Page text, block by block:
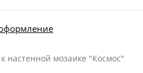
настенной мозаике "Космос"